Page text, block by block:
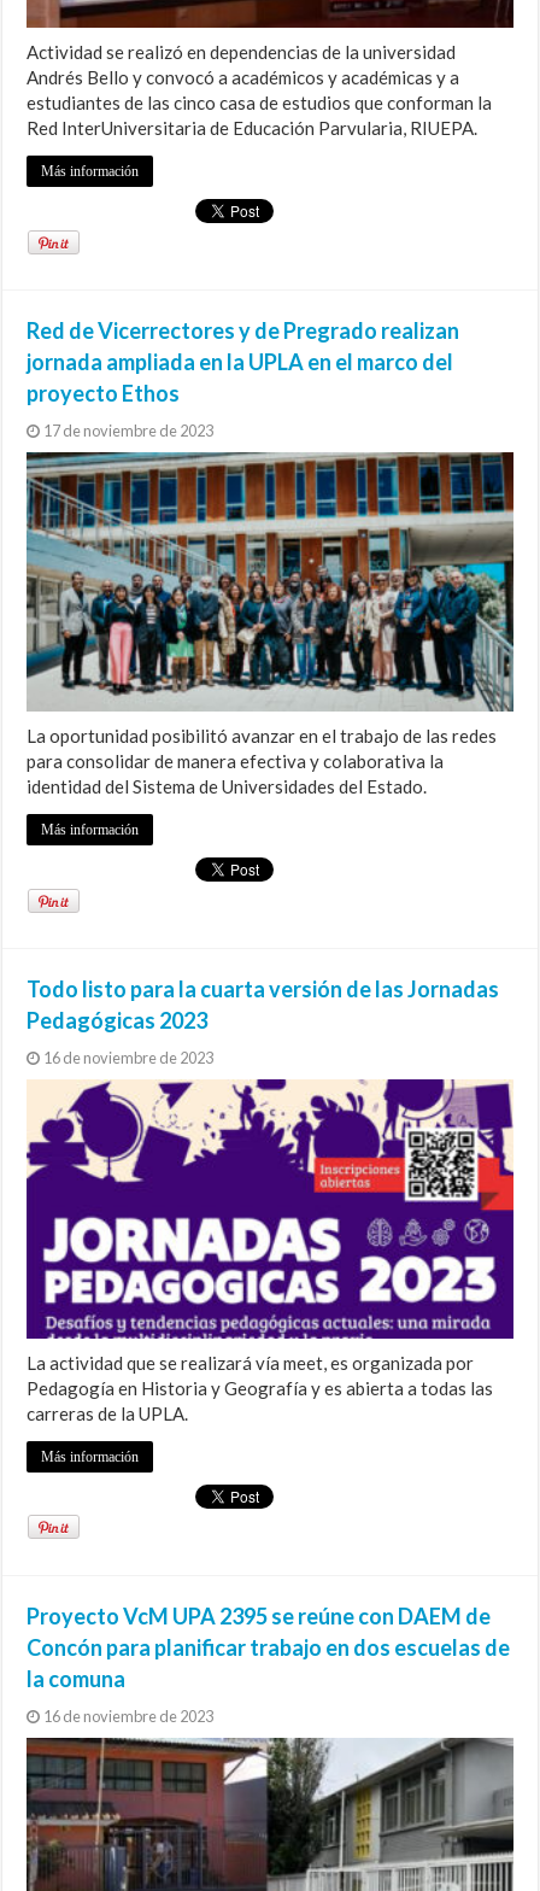
Actividad se realizó en dependencias de la universidad
Andrés Bello y convocó a académicos y académicas y a
estudiantes de las cinco casa de estudios que conforman la
Red InterUniversitaria de Educación Parvularia, RIUEPA.
Más información
Red de Vicerrectores y de Pregrado realizan
jornada ampliada en la UPLA en el marco del
proyecto Ethos
17 de noviembre de 2023
La oportunidad posibilitó avanzar en el trabajo de las redes
para consolidar de manera efectiva y colaborativa la
identidad del Sistema de Universidades del Estado.
Más información
Todo listo para la cuarta versión de las Jornadas
Pedagógicas 2023
16 de noviembre de 2023
La actividad que se realizará vía meet, es organizada por
Pedagogía en Historia y Geografía y es abierta a todas las
carreras de la UPLA.
Más información
Proyecto VcM UPA 2395 se reúne con DAEM de
Concón para planificar trabajo en dos escuelas de
la comuna
16 de noviembre de 2023